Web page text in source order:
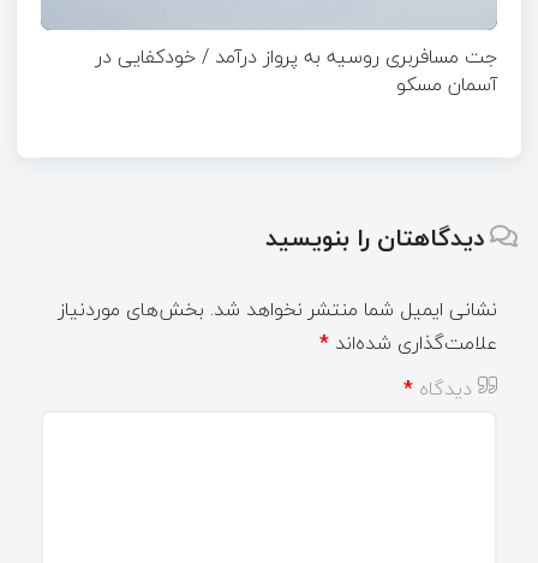
جت مسافربری روسیه به پرواز درآمد / خودکفایی در
آسمان مسکو
دیدگاهتان را بنویسید
نشانی ایمیل شما منتشر نخواهد شد. بخش‌های موردنیاز
علامت‌گذاری شده‌اند *
دیدگاه *